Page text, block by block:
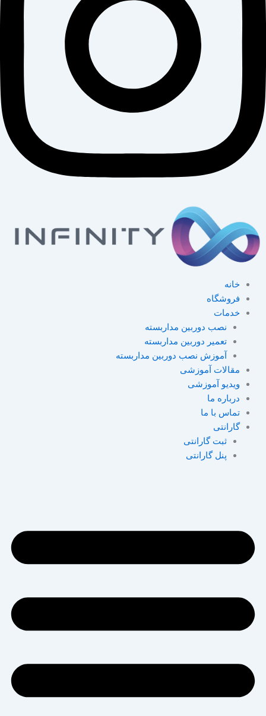
خانه
فروشگاه
خدمات
نصب دوربین مداربسته
تعمیر دوربین مداربسته
آموزش نصب دوربین مداربسته
مقالات آموزشی
ویدیو آموزشی
درباره ما
تماس با ما
گارانتی
ثبت گارانتی
پنل گارانتی